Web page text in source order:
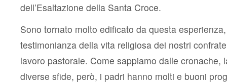
dell’Esaltazione della Santa Croce.
Sono tornato molto edificato da questa
testimonianza della vita religiosa dei nostri
lavoro pastorale. Come sappiamo dalle cronache,
diverse sfide, però, i padri hanno molti e buoni